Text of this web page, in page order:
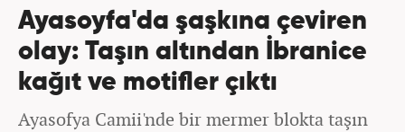
Ayasoyfa'da şaşkına çeviren
olay: Taşın altından İbranice
kağıt ve motifler çıktı
Ayasofya Camii'nde bir mermer blokta taşın